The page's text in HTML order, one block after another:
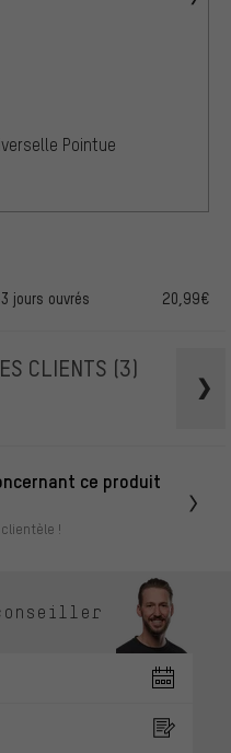
Pointue
jours ouvrés 20,99€
CLIENTS (3)
ce produit
!